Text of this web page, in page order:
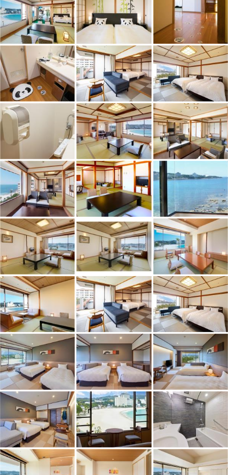
施設からのお知らせ
2024年4月1日より、食物アレルギー及び苦手食材の対応範囲を変更い
たします。
【食物アレルギー対応範囲】
特定原材料8品目（卵、乳、小麦、落花生、えび、そば、かに、くる
み）
【苦手食材対応範囲】
お肉全般、お魚全般、生ものに対する変更、宗教上の制約に対する変更
（ハラル対応不可）、ベジタリアン対応
詳細はホテル予約担当者へご確認ください。
貸切家族風呂は当日受付、先着順のご利用となります。 駐車場は利用
可能時間を超えると別途料金が必要となります。
※重要なお知らせです。必ず続きをご確認ください。